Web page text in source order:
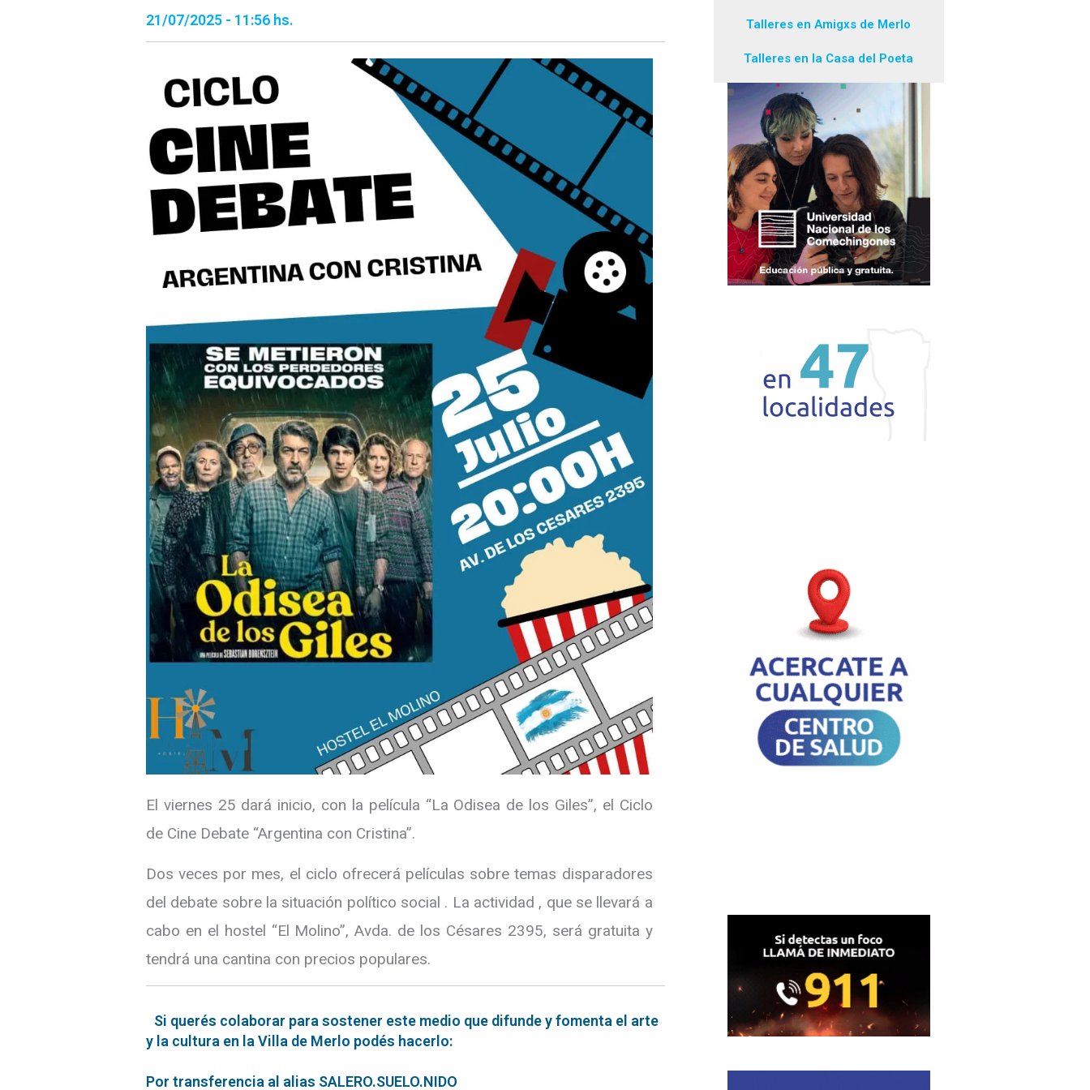
21/07/2025 - 11:56 hs.
El viernes 25 dará inicio, con la película “La Odisea de los Giles”, el Ciclo
de Cine Debate “Argentina con Cristina”.
Dos veces por mes, el ciclo ofrecerá películas sobre temas disparadores
del debate sobre la situación político social . La actividad , que se llevará a
cabo en el hostel “El Molino”, Avda. de los Césares 2395, será gratuita y
tendrá una cantina con precios populares.
Si querés colaborar para sostener este medio que difunde y fomenta el arte
y la cultura en la Villa de Merlo podés hacerlo:
Por transferencia al alias SALERO.SUELO.NIDO
Talleres en Amigxs de Merlo
Talleres en la Casa del Poeta